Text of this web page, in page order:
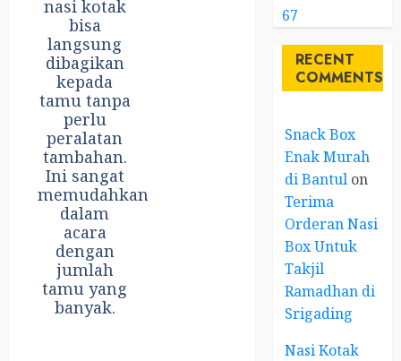
nasi kotak
bisa
langsung
dibagikan
kepada
tamu tanpa
perlu
peralatan
tambahan.
Ini sangat
memudahkan
dalam
acara
dengan
jumlah
tamu yang
banyak.
67
RECENT
COMMENTS
Snack Box
Enak Murah
di Bantul on
Terima
Orderan Nasi
Box Untuk
Takjil
Ramadhan di
Srigading
Nasi Kotak